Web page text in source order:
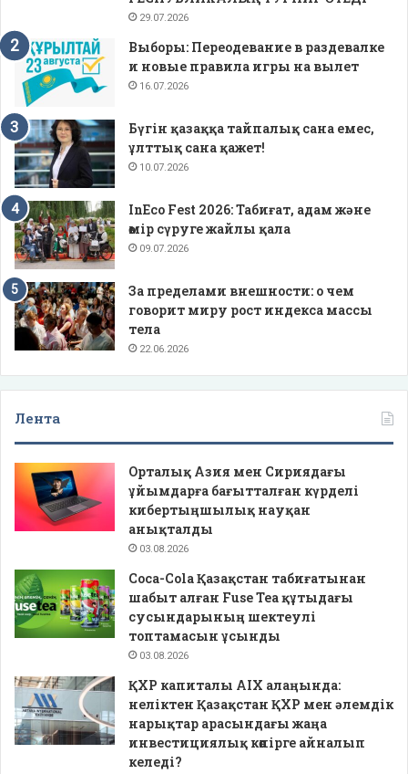
29.07.2026
Выборы: Переодевание в раздевалке
и новые правила игры на вылет
16.07.2026
Бүгін қазаққа тайпалық сана емес,
ұлттық сана қажет!
10.07.2026
InEco Fest 2026: Табиғат, адам және
өмір сүруге жайлы қала
09.07.2026
За пределами внешности: о чем
говорит миру рост индекса массы
тела
22.06.2026
Лента
Орталық Азия мен Сириядағы
ұйымдарға бағытталған күрделі
кибертыңшылық науқан
анықталды
03.08.2026
Coca-Cola Қазақстан табиғатынан
шабыт алған Fuse Tea құтыдағы
сусындарының шектеулі
топтамасын ұсынды
03.08.2026
ҚХР капиталы AIX алаңында:
неліктен Қазақстан ҚХР мен әлемдік
нарықтар арасындағы жаңа
инвестициялық көпірге айналып
келеді?